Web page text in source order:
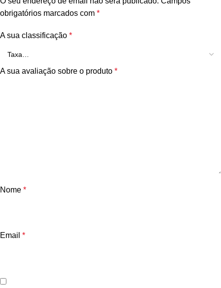
obrigatórios marcados com *
A sua classificação *
A sua avaliação sobre o produto *
Nome *
Email *